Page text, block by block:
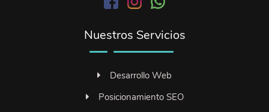
Nuestros Servicios
Desarrollo Web
Posicionamiento SEO